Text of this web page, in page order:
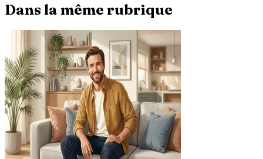
Dans la même rubrique